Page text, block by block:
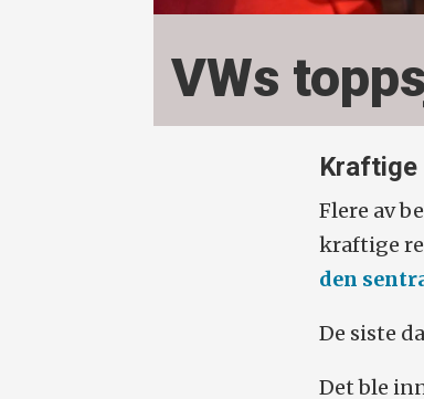
VWs
Kraftige
Flere av
kraftige
den
De siste
Det ble